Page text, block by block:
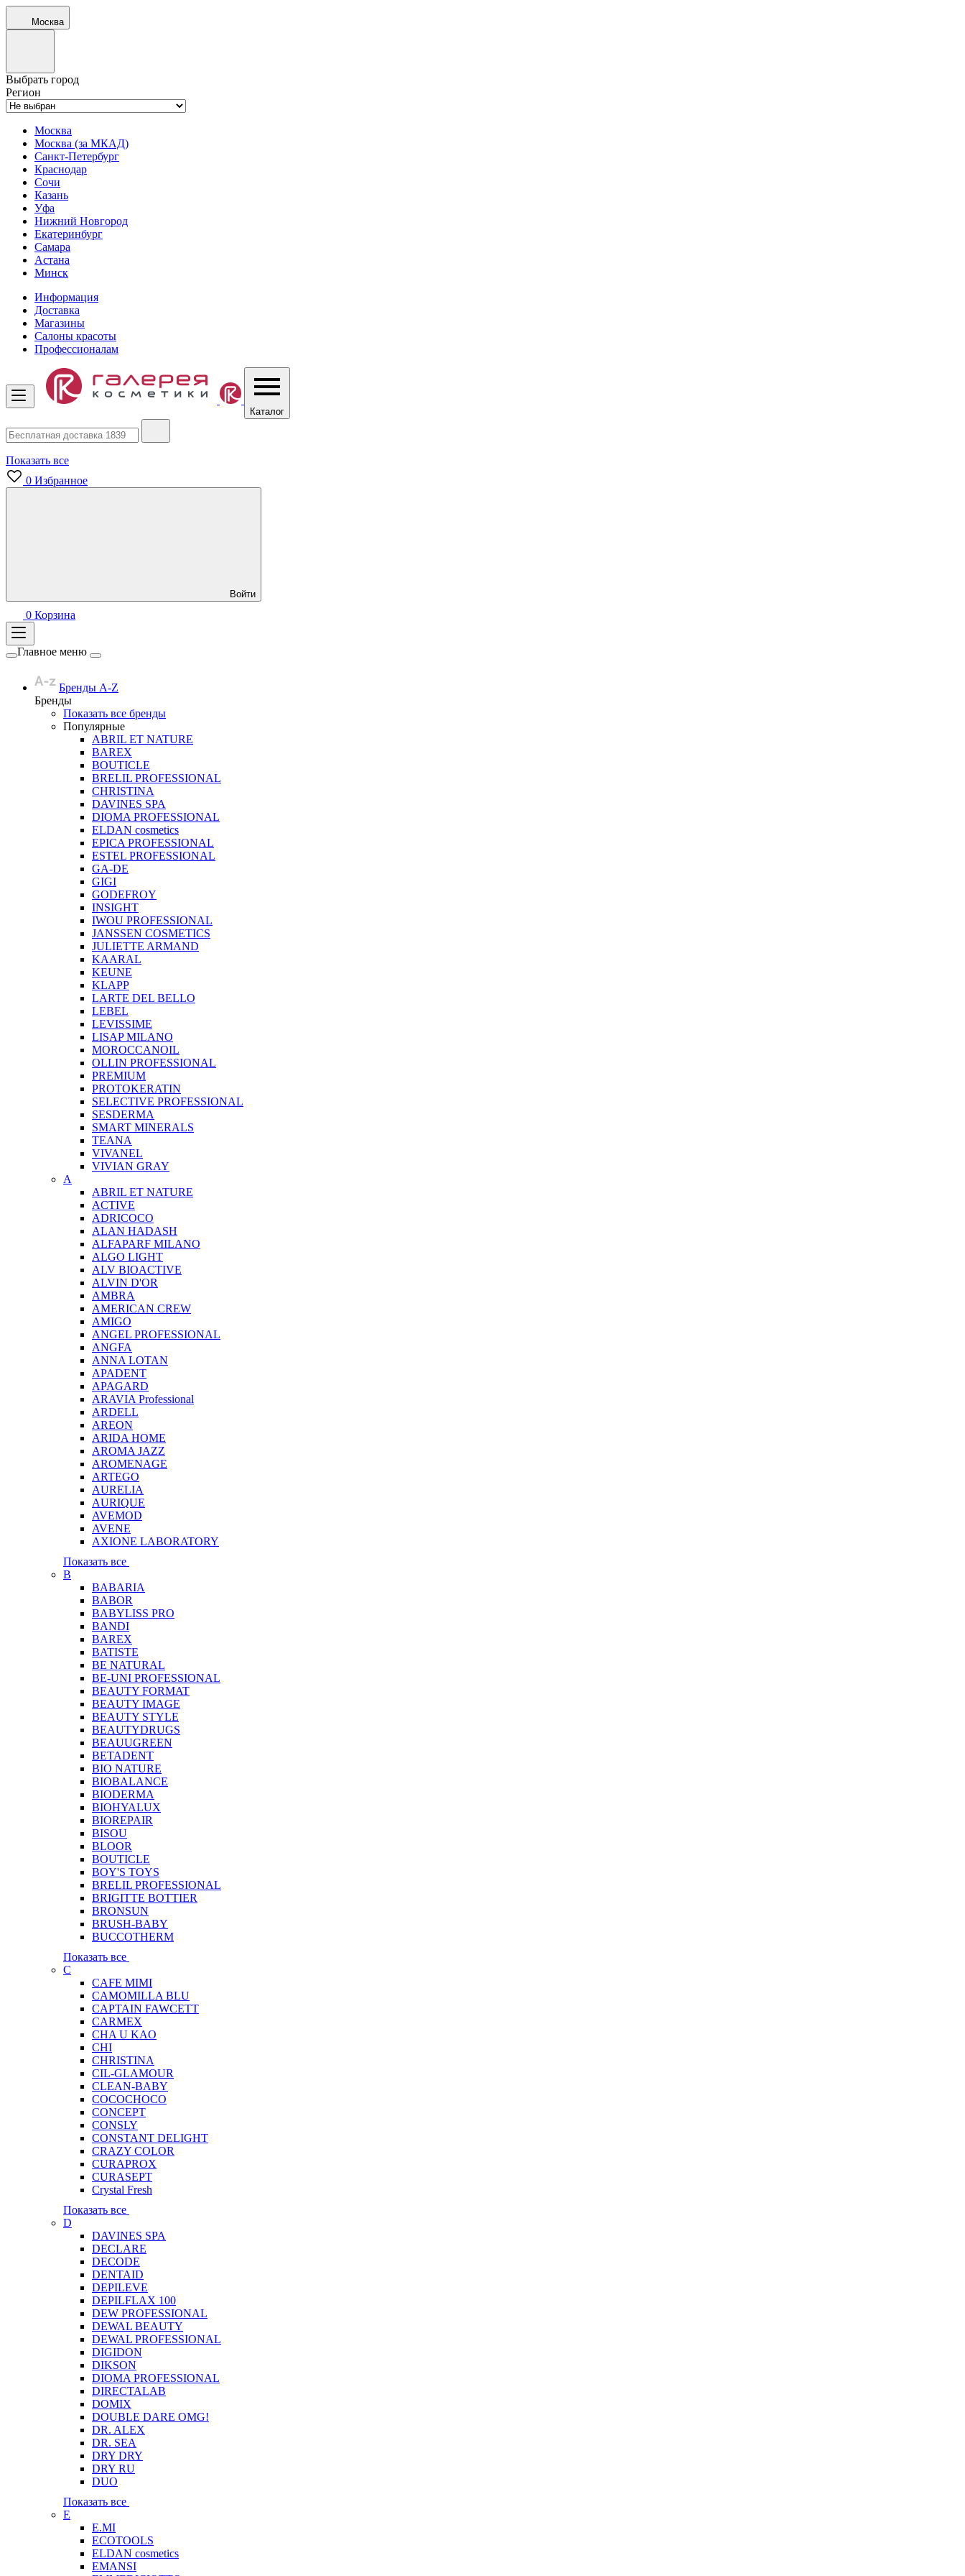
Москва
Выбрать город
Регион
Москва
Москва (за МКАД)
Санкт-Петербург
Краснодар
Сочи
Казань
Уфа
Нижний Новгород
Екатеринбург
Самара
Астана
Минск
Информация
Доставка
Магазины
Салоны красоты
Профессионалам
Каталог
Показать все
0 Избранное
Войти
0 Корзина
Главное меню
Бренды A-Z
Бренды
Показать все бренды
Популярные
ABRIL ET NATURE
BAREX
BOUTICLE
BRELIL PROFESSIONAL
CHRISTINA
DAVINES SPA
DIOMA PROFESSIONAL
ELDAN cosmetics
EPICA PROFESSIONAL
ESTEL PROFESSIONAL
GA-DE
GIGI
GODEFROY
INSIGHT
IWOU PROFESSIONAL
JANSSEN COSMETICS
JULIETTE ARMAND
KAARAL
KEUNE
KLAPP
LARTE DEL BELLO
LEBEL
LEVISSIME
LISAP MILANO
MOROCCANOIL
OLLIN PROFESSIONAL
PREMIUM
PROTOKERATIN
SELECTIVE PROFESSIONAL
SESDERMA
SMART MINERALS
TEANA
VIVANEL
VIVIAN GRAY
A
ABRIL ET NATURE
ACTIVE
ADRICOCO
ALAN HADASH
ALFAPARF MILANO
ALGO LIGHT
ALV BIOACTIVE
ALVIN D'OR
AMBRA
AMERICAN CREW
AMIGO
ANGEL PROFESSIONAL
ANGFA
ANNA LOTAN
APADENT
APAGARD
ARAVIA Professional
ARDELL
AREON
ARIDA HOME
AROMA JAZZ
AROMENAGE
ARTEGO
AURELIA
AURIQUE
AVEMOD
AVENE
AXIONE LABORATORY
Показать все
B
BABARIA
BABOR
BABYLISS PRO
BANDI
BAREX
BATISTE
BE NATURAL
BE-UNI PROFESSIONAL
BEAUTY FORMAT
BEAUTY IMAGE
BEAUTY STYLE
BEAUTYDRUGS
BEAUUGREEN
BETADENT
BIO NATURE
BIOBALANCE
BIODERMA
BIOHYALUX
BIOREPAIR
BISOU
BLOOR
BOUTICLE
BOY'S TOYS
BRELIL PROFESSIONAL
BRIGITTE BOTTIER
BRONSUN
BRUSH-BABY
BUCCOTHERM
Показать все
C
CAFE MIMI
CAMOMILLA BLU
CAPTAIN FAWCETT
CARMEX
CHA U KAO
CHI
CHRISTINA
CIL-GLAMOUR
CLEAN-BABY
COCOCHOCO
CONCEPT
CONSLY
CONSTANT DELIGHT
CRAZY COLOR
CURAPROX
CURASEPT
Crystal Fresh
Показать все
D
DAVINES SPA
DECLARE
DECODE
DENTAID
DEPILEVE
DEPILFLAX 100
DEW PROFESSIONAL
DEWAL BEAUTY
DEWAL PROFESSIONAL
DIGIDON
DIKSON
DIOMA PROFESSIONAL
DIRECTALAB
DOMIX
DOUBLE DARE OMG!
DR. ALEX
DR. SEA
DRY DRY
DRY RU
DUO
Показать все
E
E.MI
ECOTOOLS
ELDAN cosmetics
EMANSI